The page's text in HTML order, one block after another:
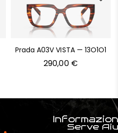
Prada A03V VISTA — 13O1O1
290,00 €
Serve